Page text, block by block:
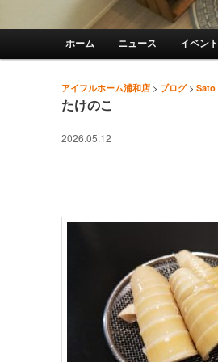
メインメニュー
メインコンテンツへ移動
サブコンテンツへ移動
ホーム ニュース イベント
アイフルホーム浦和店 > ブログ> Sato
投稿ナビゲーション
たけのこ
2026.05.12